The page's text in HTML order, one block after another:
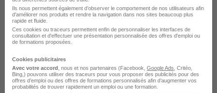
Voir l’offre
il y a 29 jours
Plombier Chauffagiste H/F
Ils nous permettent également d’observer le comportement de nos utilisateurs afin
d'améliorer nos produits et rendre la navigation dans nos sites beaucoup plus
rapide et fluide.
Ces cookies ou traceurs permettent enfin de personnaliser les interfaces de
consultation et d'effectuer une présentation personnalisée des offres d'emploi ou
de formations proposées.
Cookies publicitaires
Avec votre accord , nous et nos partenaires (Facebook, Google Ads , Critéo,
Bing,) pouvons utiliser des traceurs pour vous proposer des publicités pour des
offres d’emploi ou des offres de formations personnalisés afin d’augmenter vos
probabilités de trouver rapidement un emploi ou une formation.